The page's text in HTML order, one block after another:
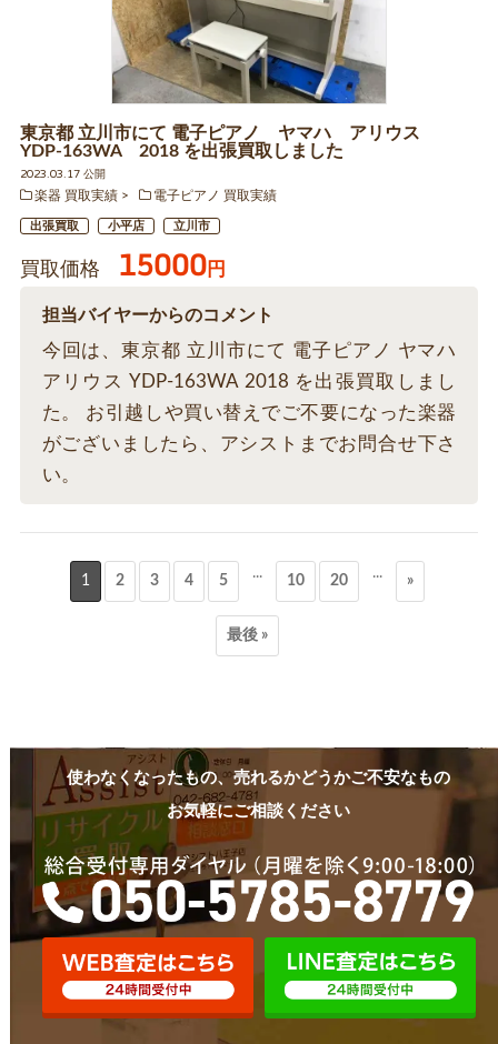
東京都 立川市にて 電子ピアノ ヤマハ アリウス
YDP-163WA 2018 を出張買取しました
2023.03.17 公開
楽器 買取実績
電子ピアノ 買取実績
出張買取 小平店 立川市
買取価格 15000円
担当バイヤーからのコメント
今回は、東京都 立川市にて 電子ピアノ ヤマハ
アリウス YDP-163WA 2018 を出張買取しまし
た。 お引越しや買い替えでご不要になった楽器
がございましたら、アシストまでお問合せ下さ
い。
1 2 3 4 5 ... 10 20 ... »
最後 »
使わなくなったもの、売れるかどうかご不安なもの
お気軽にご相談ください